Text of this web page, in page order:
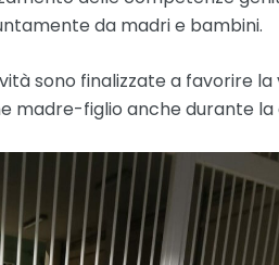
da madri e bambini.
sono finalizzate a favorire
madre-figlio anche durante la